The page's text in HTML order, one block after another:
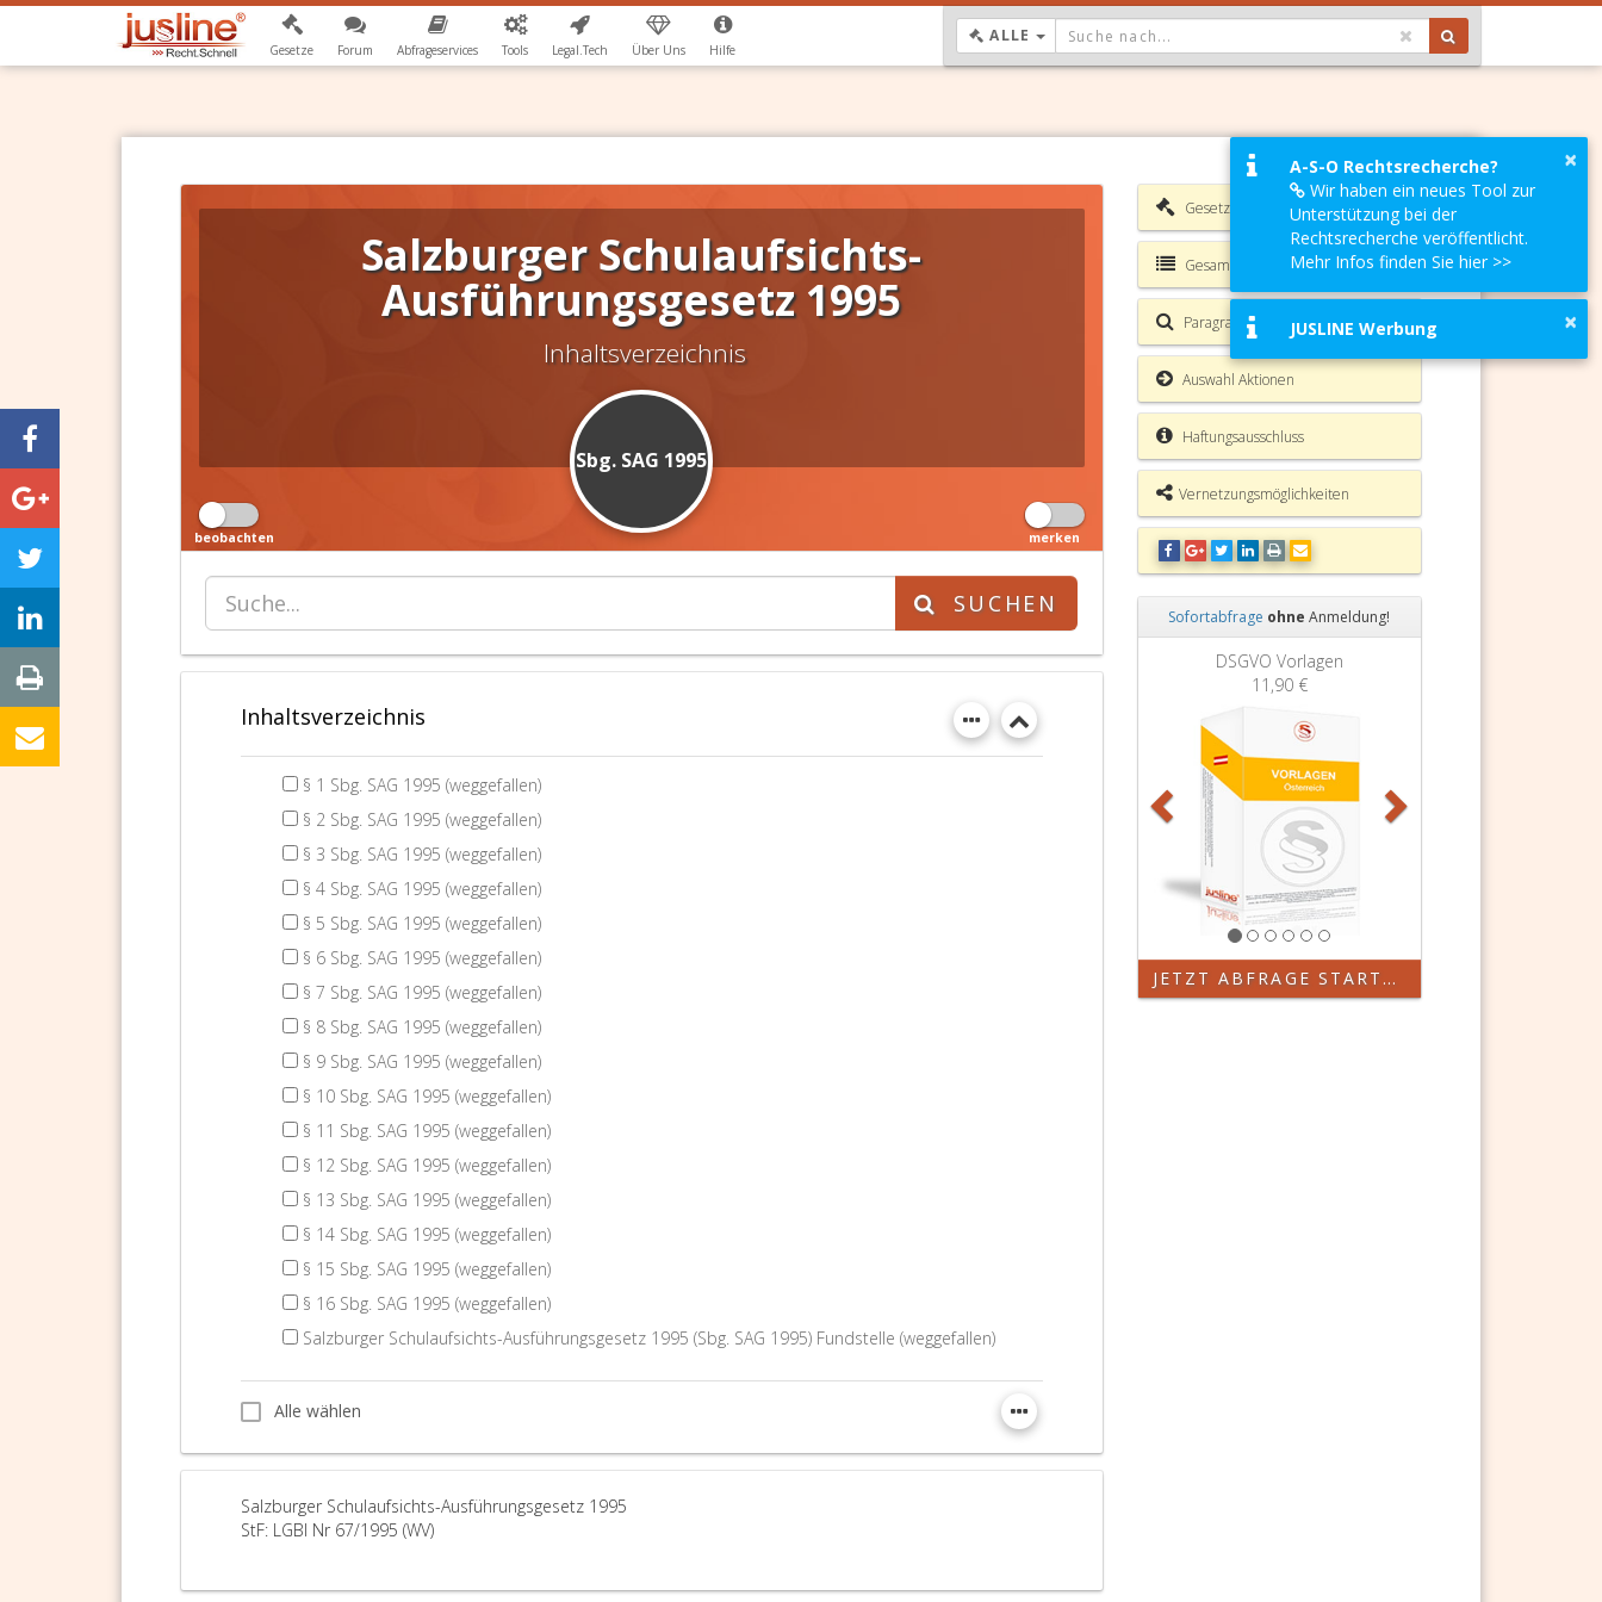
Gesetze Forum Abfrageservices Tools Legal.Tech Über Uns Hilfe
ALLE DROPDOWN: GEWÄHLTER WERT IST ALLE
Salzburger Schulaufsichts-
Ausführungsgesetz 1995
Inhaltsverzeichnis
Sbg. SAG 1995
beobachten merken
SUCHEN
Inhaltsverzeichnis
§ 1 Sbg. SAG 1995 (weggefallen)
§ 2 Sbg. SAG 1995 (weggefallen)
§ 3 Sbg. SAG 1995 (weggefallen)
§ 4 Sbg. SAG 1995 (weggefallen)
§ 5 Sbg. SAG 1995 (weggefallen)
§ 6 Sbg. SAG 1995 (weggefallen)
§ 7 Sbg. SAG 1995 (weggefallen)
§ 8 Sbg. SAG 1995 (weggefallen)
§ 9 Sbg. SAG 1995 (weggefallen)
§ 10 Sbg. SAG 1995 (weggefallen)
§ 11 Sbg. SAG 1995 (weggefallen)
§ 12 Sbg. SAG 1995 (weggefallen)
§ 13 Sbg. SAG 1995 (weggefallen)
§ 14 Sbg. SAG 1995 (weggefallen)
§ 15 Sbg. SAG 1995 (weggefallen)
§ 16 Sbg. SAG 1995 (weggefallen)
Salzburger Schulaufsichts-Ausführungsgesetz 1995 (Sbg. SAG 1995) Fundstelle (weggefallen)
Alle wählen
Alle wählen
Salzburger Schulaufsichts-Ausführungsgesetz 1995
StF: LGBl Nr 67/1995 (WV)
Gesetzesverzeichnis
Gesamte Rechtsvorschrift
Paragrafen Volltextsuche
Auswahl Aktionen
Haftungsausschluss
Vernetzungsmöglichkeiten
Sofortabfrage ohne Anmeldung!
DSGVO Vorlagen
11,90 €
Zurück
JETZT ABFRAGE STARTEN
×
A-S-O Rechtsrecherche?
Wir haben ein neues Tool zur
Unterstützung bei der
Rechtsrecherche veröffentlicht.
Mehr Infos finden Sie hier >>
×
JUSLINE Werbung